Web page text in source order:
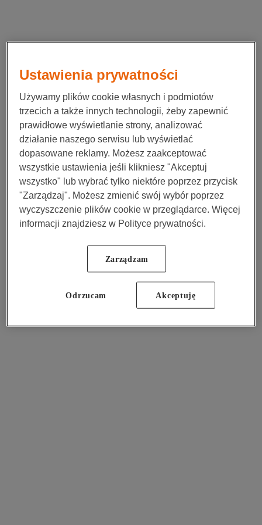
Application error: aclient-side exception has occurred while
(see the browser console
information).
Ustawienia prywatności
Używamy plików cookie własnych i podmiotów
trzecich a także innych technologii, żeby zapewnić
prawidłowe wyświetlanie strony, analizować
działanie naszego serwisu lub wyświetlać
dopasowane reklamy. Możesz zaakceptować
wszystkie ustawienia jeśli klikniesz "Akceptuj
wszystko" lub wybrać tylko niektóre poprzez przycisk
"Zarządzaj". Możesz zmienić swój wybór poprzez
wyczyszczenie plików cookie w przeglądarce. Więcej
informacji znajdziesz w Polityce prywatności.
Zarządzam
Odrzucam Akceptuję